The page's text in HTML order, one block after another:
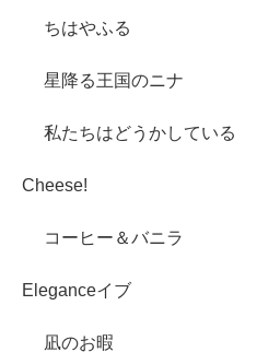
ちはやふる
星降る王国のニナ
私たちはどうかしている
Cheese!
コーヒー＆バニラ
Eleganceイブ
凪のお暇